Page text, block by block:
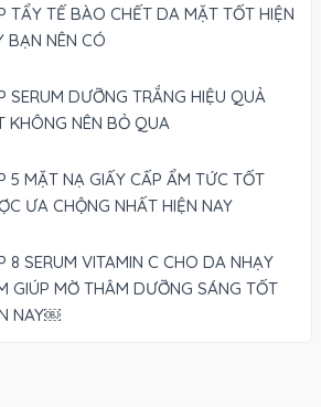
TẨY TẾ BÀO CHẾT DA MẶT TỐT HIỆN
BẠN NÊN CÓ
SERUM DƯỠNG TRẮNG HIỆU QUẢ
KHÔNG NÊN BỎ QUA
5 MẶT NẠ GIẤY CẤP ẨM TỨC TỐT
ƯA CHỘNG NHẤT HIỆN NAY
8 SERUM VITAMIN C CHO DA NHẠY
GIÚP MỜ THÂM DƯỠNG SÁNG TỐT
NAY￼